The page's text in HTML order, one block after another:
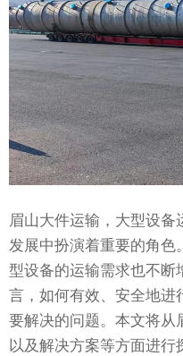
眉山大件运输，大型设
发展中扮演着重要的角色
型设备的运输需求也不断
言，如何有效、安全地进
要解决的问题。本文将从
以及解决方案等方面进